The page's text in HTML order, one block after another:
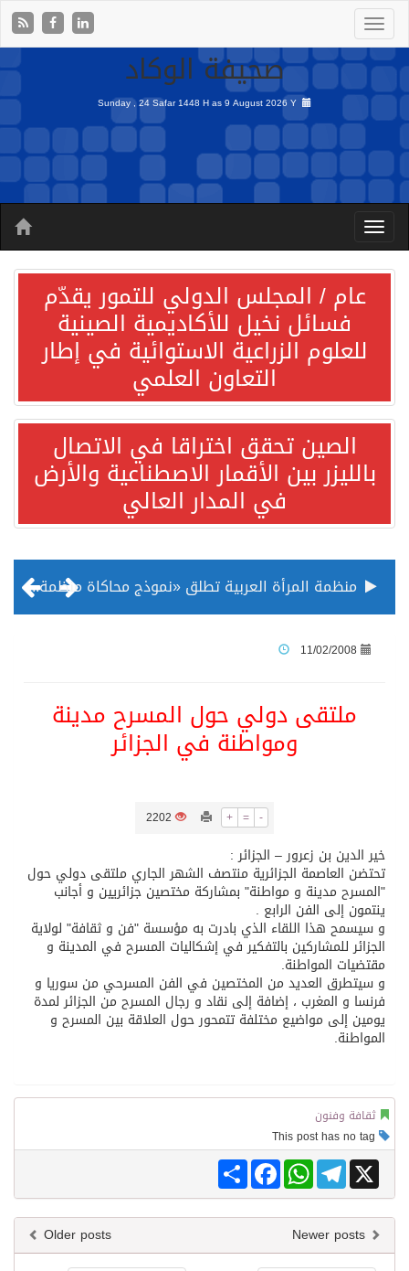
صحيفة الوكاد
Sunday , 24 Safar 1448 H as9 August 2026 Y
عام / المجلس الدولي للتمور يقدّم
فسائل نخيل للأكاديمية الصينية
للعلوم الزراعية الاستوائية في إطار
التعاون العلمي
الصين تحقق اختراقا في الاتصال
بالليزر بين الأقمار الاصطناعية والأرض
في المدار العالي
منظمة المرأة العربية تطلق «نموذج محاكاة منظمة المرأة العربية للشباب» بمشاركة 10 دول عربية..غدًا
ثلة من الضابطات في الجييش الكويتي
كسوة الكعبة تعتلي البيت العتيق
11/02/2008
ملتقى دولي حول المسرح مدينة
ومواطنة في الجزائر
+ = -
2202
خير الدين بن زعرور – الجزائر :
تحتضن العاصمة الجزائرية منتصف الشهر الجاري ملتقى دولي حول
"المسرح مدينة و مواطنة" بمشاركة مختصين جزائريين و أجانب
ينتمون إلى الفن الرابع .
و سيسمح هذا اللقاء الذي بادرت به مؤسسة "فن و ثقافة" لولاية
الجزائر للمشاركين بالتفكير في إشكاليات المسرح في المدينة و
مقتضيات المواطنة.
و سيتطرق العديد من المختصين في الفن المسرحي من سوريا و
فرنسا و المغرب ، إضافة إلى نقاد و رجال المسرح من الجزائر لمدة
يومين إلى مواضيع مختلفة تتمحور حول العلاقة بين المسرح و
المواطنة.
ثقافة وفنون
Share
FacebookWhatsAppTelegram X
Older posts